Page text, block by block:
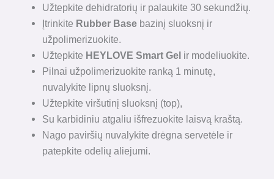
Užtepkite dehidratorių ir palaukite 30 sekundžių.
Įtrinkite Rubber Base bazinį sluoksnį ir
užpolimerizuokite.
Užtepkite HEYLOVE Smart Gel ir modeliuokite.
Pilnai užpolimerizuokite ranką 1 minutę,
nuvalykite lipnų sluoksnį.
Užtepkite viršutinį sluoksnį (top),
Su karbidiniu atgaliu išfrezuokite laisvą kraštą.
Nago paviršių nuvalykite drėgna servetėle ir
patepkite odelių aliejumi.